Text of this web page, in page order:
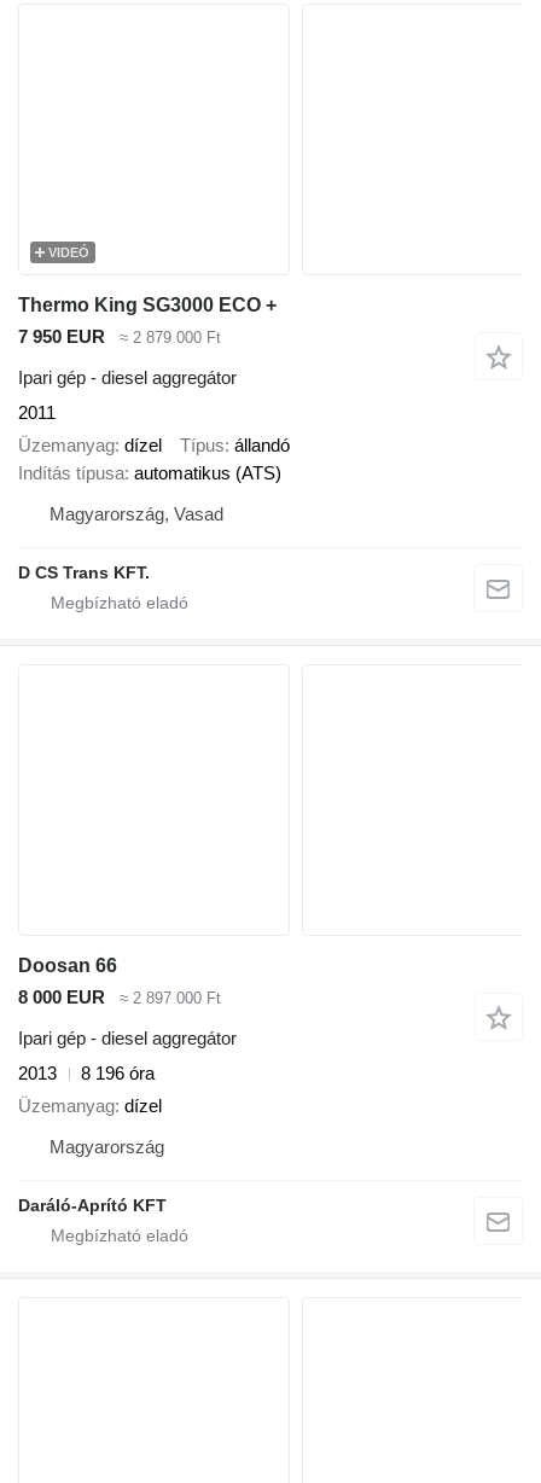
VIDEÓ
Thermo King SG3000 ECO +
7 950 EUR
≈ 2 879 000 Ft
Ipari gép - diesel aggregátor
2011
Üzemanyag dízel Típus állandó
Indítás típusa automatikus (ATS)
Magyarország, Vasad
D CS Trans KFT.
Doosan 66
8 000 EUR
≈ 2 897 000 Ft
Ipari gép - diesel aggregátor
2013
8 196 óra
Üzemanyag dízel
Magyarország
Daráló-Aprító KFT